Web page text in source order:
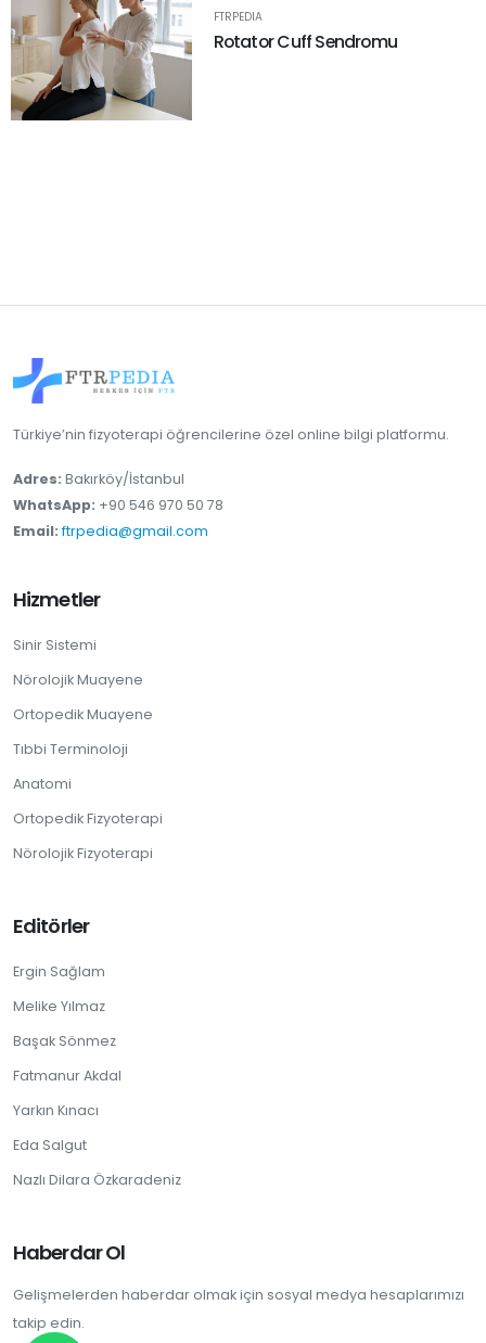
FTRPEDIA
Rotator Cuff Sendromu
Türkiye’nin fizyoterapi öğrencilerine özel online bilgi platformu.
Adres: Bakırköy/İstanbul
WhatsApp: +90 546 970 50 78
Email: ftrpedia@gmail.com
Hizmetler
Sinir Sistemi
Nörolojik Muayene
Ortopedik Muayene
Tıbbi Terminoloji
Anatomi
Ortopedik Fizyoterapi
Nörolojik Fizyoterapi
Editörler
Ergin Sağlam
Melike Yılmaz
Başak Sönmez
Fatmanur Akdal
Yarkın Kınacı
Eda Salgut
Nazlı Dilara Özkaradeniz
Haberdar Ol
Gelişmelerden haberdar olmak için sosyal medya hesaplarımızı
takip edin.